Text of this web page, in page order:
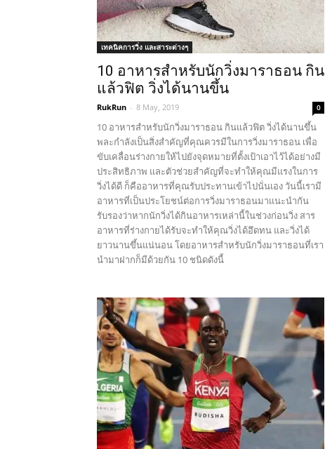
เทคนิคการวิ่ง และสาระต่างๆ
10 อาหารสำหรับนักวิ่งมาราธอน กิน
แล้วฟิต วิ่งได้นานขึ้น
RukRun - 8 May, 2019 0
10 อาหารสำหรับนักวิ่งมาราธอน กินแล้วฟิต วิ่งได้นานขึ้น
พละกำลังเป็นสิ่งสำคัญที่คุณควรมีในการวิ่งมาราธอน เพื่อ
ขับเคลื่อนร่างกายให้ไปยังจุดหมายที่ตั้งเป้าเอาไว้ได้อย่างมี
ประสิทธิภาพ และตัวช่วยสำคัญที่จะทำให้คุณมีแรงในการ
วิ่งได้ดี ก็คืออาหารที่คุณรับประทานเข้าไปนั่นเอง วันนี้เรามี
อาหารที่เป็นประโยชน์ต่อการวิ่งมาราธอนมาแนะนำกัน
รับรองว่าหากนักวิ่งได้กินอาหารเหล่านี้ในช่วงก่อนวิ่ง สาร
อาหารที่ร่างกายได้รับจะทำให้คุณวิ่งได้อึดทน และวิ่งได้
ยาวนานขึ้นแน่นอน โดยอาหารสำหรับนักวิ่งมาราธอนที่เรา
นำมาฝากก็มีด้วยกัน 10 ชนิดดังนี้